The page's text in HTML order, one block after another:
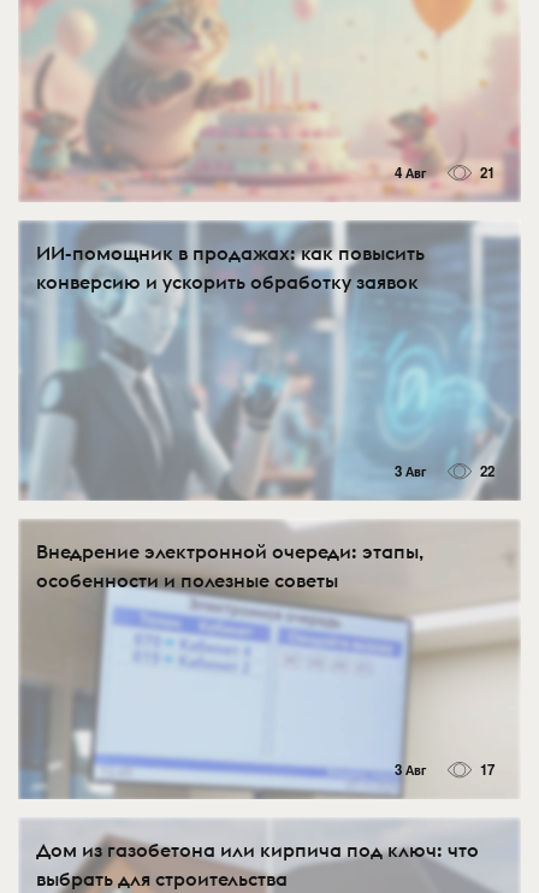
4 Авг 21
ИИ-помощник в продажах: как повысить
конверсию и ускорить обработку заявок
3 Авг 22
Внедрение электронной очереди: этапы,
особенности и полезные советы
3 Авг 17
Дом из газобетона или кирпича под ключ: что
выбрать для строительства